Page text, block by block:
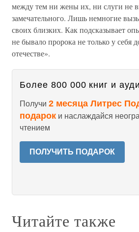
между тем ни жены их, ни слуги не
замечательного. Лишь немногие
своих близких. Как подсказывает
не бывало пророка не только у себя
отечестве».
Более 800 000 книг и
Получи 2 месяца Литрес
подарок и наслаждайся
чтением
ПОЛУЧИТЬ ПОДАРОК
Читайте также